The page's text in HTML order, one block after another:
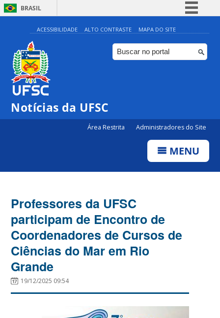
BRASIL
Simplifique!
Comunica BR
Participe
ACESSIBILIDADE ALTO CONTRASTE MAPA DO SITE
Notícias da UFSC
Área Restrita Administradores do Site
MENU
Professores da UFSC
participam de Encontro de
Coordenadores de Cursos de
Ciências do Mar em Rio
Grande
19/12/2025 09:54